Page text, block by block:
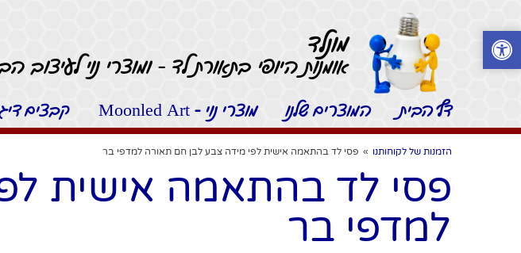
מונלד
אומנות היופי בתאורת לד - ומוצרי נוי לעיצוב
דף הבית המוצרים שלנו מוצרי נוי - Moonled Art קבצים
הזמנות של לקוחותנו » פסי לד בהתאמה אישית לפי מידה צבע לבן חם תאורה למדפי בר
פסי לד בהתאמה אישית
למדפי בר